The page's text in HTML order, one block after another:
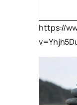
https://